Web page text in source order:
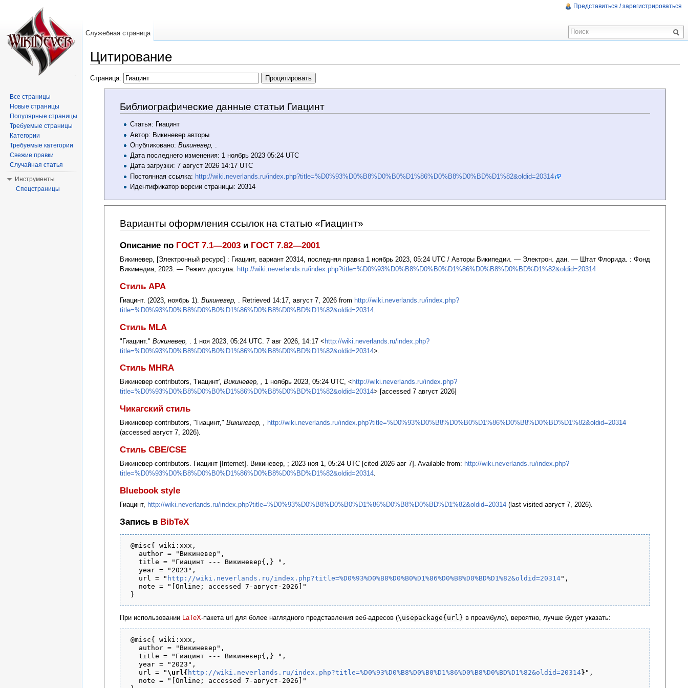
Цитирование
Страница:
Библиографические данные статьи Гиацинт
Статья: Гиацинт
Автор: Викиневер авторы
Опубликовано:Викиневер,
Дата последнего изменения: 1 ноябрь 2023 05:24 UTC
Дата загрузки: 7 август 2026 14:17 UTC
Постоянная ссылка: http://wiki.neverlands.ru/index.php?title=%D0%93%D0%B8%D0%B0%D1%86%D0%B8%D0%BD%D1%82&oldid=20314
Идентификатор версии страницы: 20314
Варианты оформления ссылок на статью «Гиацинт»
Описание по ГОСТ 7.1—2003и ГОСТ 7.82—2001
Викиневер, [Электронный ресурс] : Гиацинт, вариант 20314, последняя правка 1 ноябрь 2023, 05:24 UTC / Авторы Википедии. — Электрон. дан. — Штат Флорида. : Фонд
Викимедиа, 2023. — Режим доступа: http://wiki.neverlands.ru/index.php?title=%D0%93%D0%B8%D0%B0%D1%86%D0%B8%D0%BD%D1%82&oldid=20314
Стиль APA
Гиацинт. (2023, ноябрь 1). Викиневер, . Retrieved 14:17, август 7, 2026 from http://wiki.neverlands.ru/index.php?
title=%D0%93%D0%B8%D0%B0%D1%86%D0%B8%D0%BD%D1%82&oldid=20314.
Стиль MLA
"Гиацинт." Викиневер, . 1 ноя 2023, 05:24 UTC. 7 авг 2026, 14:17 <http://wiki.neverlands.ru/index.php?
title=%D0%93%D0%B8%D0%B0%D1%86%D0%B8%D0%BD%D1%82&oldid=20314>.
Стиль MHRA
Викиневер contributors, 'Гиацинт', Викиневер, , 1 ноябрь 2023, 05:24 UTC, < http://wiki.neverlands.ru/index.php?
title=%D0%93%D0%B8%D0%B0%D1%86%D0%B8%D0%BD%D1%82&oldid=20314> [accessed 7 август 2026]
Чикагский стиль
Викиневер contributors, "Гиацинт," Викиневер, , http://wiki.neverlands.ru/index.php?title=%D0%93%D0%B8%D0%B0%D1%86%D0%B8%D0%BD%D1%82&oldid=20314
(accessed август 7, 2026).
Стиль CBE/CSE
Викиневер contributors. Гиацинт [Internet]. Викиневер, ; 2023 ноя 1, 05:24 UTC [cited 2026 авг 7]. Available from: http://wiki.neverlands.ru/index.php?
title=%D0%93%D0%B8%D0%B0%D1%86%D0%B8%D0%BD%D1%82&oldid=20314.
Bluebook style
Гиацинт, http://wiki.neverlands.ru/index.php?title=%D0%93%D0%B8%D0%B0%D1%86%D0%B8%D0%BD%D1%82&oldid=20314(last visited август 7, 2026).
Запись в BibTeX
@misc{ wiki:xxx,
   author = "Викиневер",
   title = "Гиацинт --- Викиневер{,} ",
   year = "2023",
   url = "
http://wiki.neverlands.ru/index.php?title=%D0%93%D0%B8%D0%B0%D1%86%D0%B8%D0%BD%D1%82&oldid=20314",
   note = "[Online; accessed 7-август-2026]"
При использовании LaTeX-пакета url для более наглядного представления веб-адресов (\usepackage{url} в преамбуле), вероятно, лучше будет указать:
@misc{ wiki:xxx,
   author = "Викиневер",
   title = "Гиацинт --- Викиневер{,} ",
   year = "2023",
   url = "
\url{ http://wiki.neverlands.ru/index.php?title=%D0%93%D0%B8%D0%B0%D1%86%D0%B8%D0%BD%D1%82&oldid=20314} ",
   note = "[Online; accessed 7-август-2026]"
Представиться / зарегистрироваться
Служебная страница
Все страницы
Новые страницы
Популярные страницы
Требуемые страницы
Категории
Требуемые категории
Свежие правки
Случайная статья
Инструменты
Спецстраницы